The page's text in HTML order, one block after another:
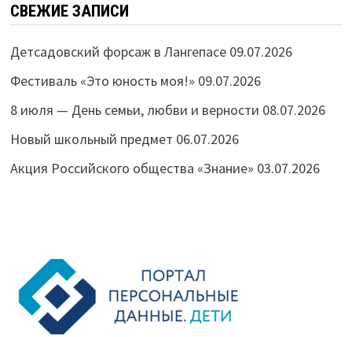
СВЕЖИЕ ЗАПИСИ
Детсадовский форсаж в Лангепасе 09.07.2026
Фестиваль «Это юность моя!» 09.07.2026
8 июля — День семьи, любви и верности 08.07.2026
Новый школьный предмет 06.07.2026
Акция Российского общества «Знание» 03.07.2026